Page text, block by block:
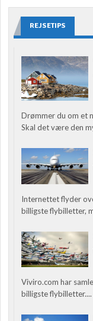
REJSETIPS
Drømmer du om et
Skal det være den
Internettet flyder
billigste flybilletter,
Viviro.com har
billigste flybilletter....